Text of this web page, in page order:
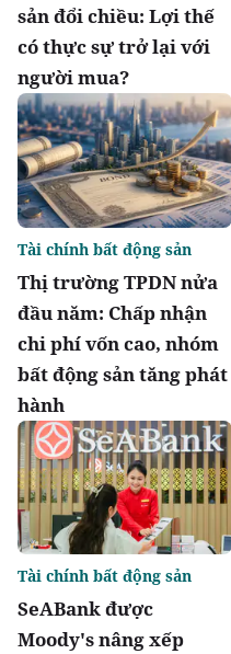
sản đổi chiều: Lợi thế
có thực sự trở lại với
người mua?
Thị trường TPDN nửa
đầu năm: Chấp nhận
chi phí vốn cao, nhóm
bất động sản tăng phát
hành
Tài chính bất động sản
SeABank được
Moody's nâng xếp
Tài chính bất động sản